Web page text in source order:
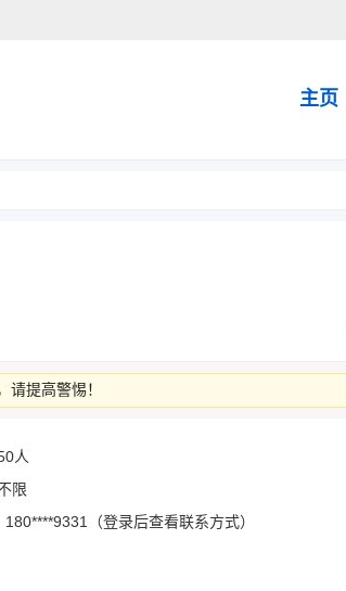
主页
提高警惕！
人
限
180****9331（登录后查看联系方式）